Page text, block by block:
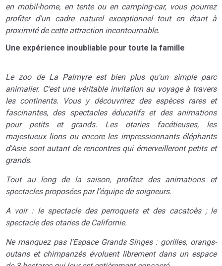
en mobil-home, en tente ou en camping-car, vous pourrez
profiter d'un cadre naturel exceptionnel tout en étant à
proximité de cette attraction incontournable.
Une expérience inoubliable pour toute la famille
Le zoo de La Palmyre est bien plus qu'un simple parc
animalier. C'est une véritable invitation au voyage à travers
les continents. Vous y découvrirez des espèces rares et
fascinantes, des spectacles éducatifs et des animations
pour petits et grands. Les otaries facétieuses, les
majestueux lions ou encore les impressionnants éléphants
d'Asie sont autant de rencontres qui émerveilleront petits et
grands.
Tout au long de la saison, profitez des animations et
spectacles proposées par l’équipe de soigneurs.
A voir : le spectacle des perroquets et des cacatoès ; le
spectacle des otaries de Californie.
Ne manquez pas l’Espace Grands Singes : gorilles, orangs-
outans et chimpanzés évoluent librement dans un espace